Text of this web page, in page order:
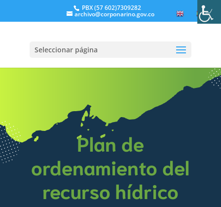
PBX (57 602)7309282
archivo@corponarino.gov.co
Seleccionar página
Plan de
ordenamiento del
recurso hídrico
ES